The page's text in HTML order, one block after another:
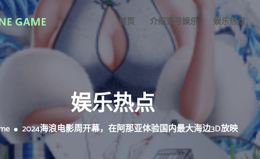
首页 介绍壹号娱乐 娱乐热点
娱乐热点
2024海浪电影周开幕，在阿那亚体验国内最大海边3D放映